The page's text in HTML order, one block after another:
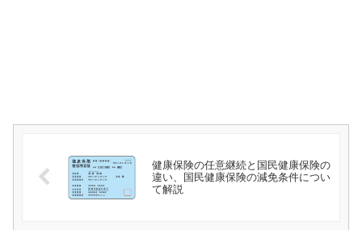
健康保険の任意継続と国民健康保険の
違い、国民健康保険の減免条件につい
て解説